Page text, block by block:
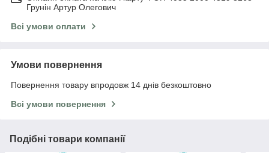
Грунін Артур Олегович
Всі умови оплати
Умови повернення
Повернення товару впродовж 14 днів безкоштовно
Всі умови повернення
Подібні товари компанії